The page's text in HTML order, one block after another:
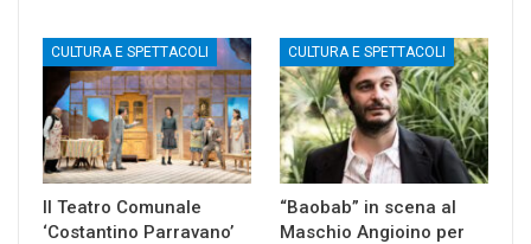
CULTURA E SPETTACOLI
Il Teatro Comunale
‘Costantino Parravano’
CULTURA E SPETTACOLI
“Baobab” in scena al
Maschio Angioino per